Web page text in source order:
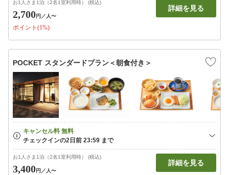
お1人さま1泊（2名1室利用時） (税込)
2,700円 ／人〜
ポイント(1%)
詳細を見る
POCKET スタンダードプラン＜朝食付き＞
お1人さま1泊（2名1室利用時） (税込)
3,400円 ／人〜
詳細を見る